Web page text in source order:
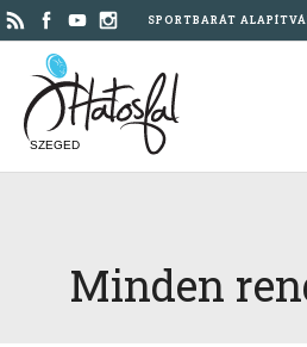
SPORTBARÁT
SZEGED
Minden